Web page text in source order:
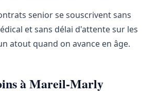
senior se souscrivent sans
et sans délai d'attente sur les
atout quand on avance en âge.
à Mareil-Marly